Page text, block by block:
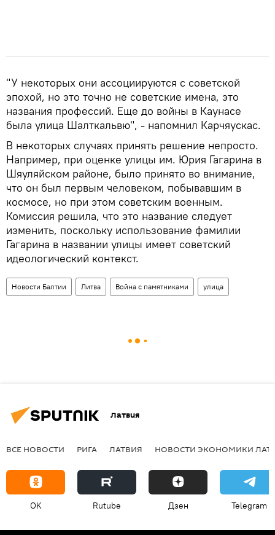
"У некоторых они ассоциируются с советской
эпохой, но это точно не советские имена, это
названия профессий. Еще до войны в Каунасе
была улица Шалткальвю", - напомнил Карчяускас.
В некоторых случаях принять решение непросто.
Например, при оценке улицы им. Юрия Гагарина в
Шяуляйском районе, было принято во внимание,
что он был первым человеком, побывавшим в
космосе, но при этом советским военным.
Комиссия решила, что это название следует
изменить, поскольку использование фамилии
Гагарина в названии улицы имеет советский
идеологический контекст.
Новости Балтии Литва Война с памятниками улица
Латвия
ВСЕ НОВОСТИ РИГА ЛАТВИЯ НОВОСТИ ЭКОНОМИКИ
OK Rutube Дзен Telegram